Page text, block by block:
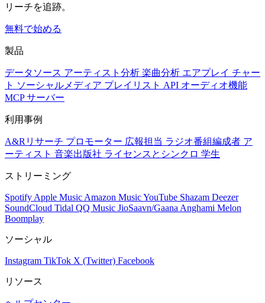
リーチを追跡。
無料で始める
製品
データソース アーティスト分析 楽曲分析 エアプレイ チャー
ト ソーシャルメディア プレイリスト API オーディオ機能
MCP サーバー
利用事例
A&Rリサーチ プロモーター 広報担当 ラジオ番組編成者 ア
ーティスト 音楽出版社 ライセンスとシンクロ 学生
ストリーミング
Spotify Apple Music Amazon MusicYouTube Shazam Deezer
SoundCloud Tidal QQ Music JioSaavn/Gaana Anghami Melon
Boomplay
ソーシャル
Instagram TikTok X (Twitter) Facebook
リソース